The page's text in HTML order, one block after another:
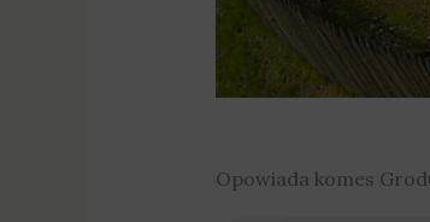
Opowiada komes